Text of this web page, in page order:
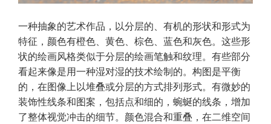
一种抽象的艺术作品，以分层的、有机的形状和形式为
特征，颜色有橙色、黄色、棕色、蓝色和灰色。这些形
状的绘画风格类似于分层的绘画笔触和纹理。有些部分
看起来像是用一种湿对湿的技术绘制的。构图是平衡
的，在图像上以堆叠或分层的方式排列形式。有微妙的
装饰性线条和图案，包括点和细的，蜿蜒的线条，增加
了整体视觉冲击的细节。颜色混合和重叠，在二维空间